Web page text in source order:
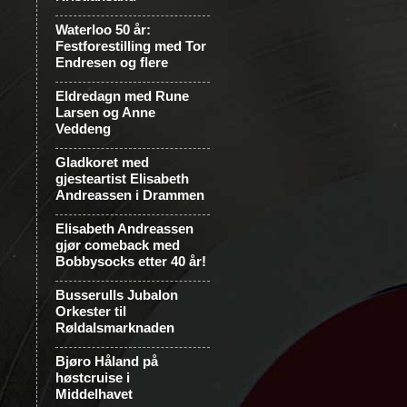
Waterloo 50 år:
Festforestilling med Tor
Endresen og flere
Eldredagn med Rune
Larsen og Anne
Veddeng
Gladkoret med
gjesteartist Elisabeth
Andreassen i Drammen
Elisabeth Andreassen
gjør comeback med
Bobbysocks etter 40 år!
Busserulls Jubalon
Orkester til
Røldalsmarknaden
Bjøro Håland på
høstcruise i
Middelhavet